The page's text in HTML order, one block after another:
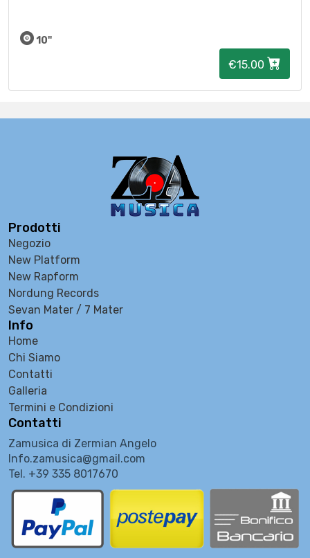
10"
€15.00
Prodotti
Negozio
New Platform
New Rapform
Nordung Records
Sevan Mater / 7 Mater
Info
Home
Chi Siamo
Contatti
Galleria
Termini e Condizioni
Contatti
Zamusica di Zermian Angelo
Info.zamusica@gmail.com
Tel. +39 335 8017670